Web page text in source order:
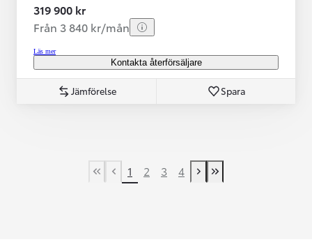
319 900 kr
Från 3 840 kr/mån
Läs mer
Kontakta återförsäljare
Jämförelse Spara
First Page
Previous page
1 2 3 4
Next page
Last Page